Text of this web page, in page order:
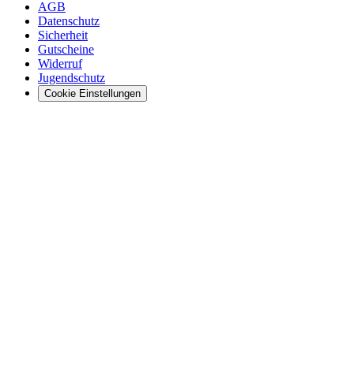
AGB
Datenschutz
Sicherheit
Gutscheine
Widerruf
Jugendschutz
Cookie Einstellungen